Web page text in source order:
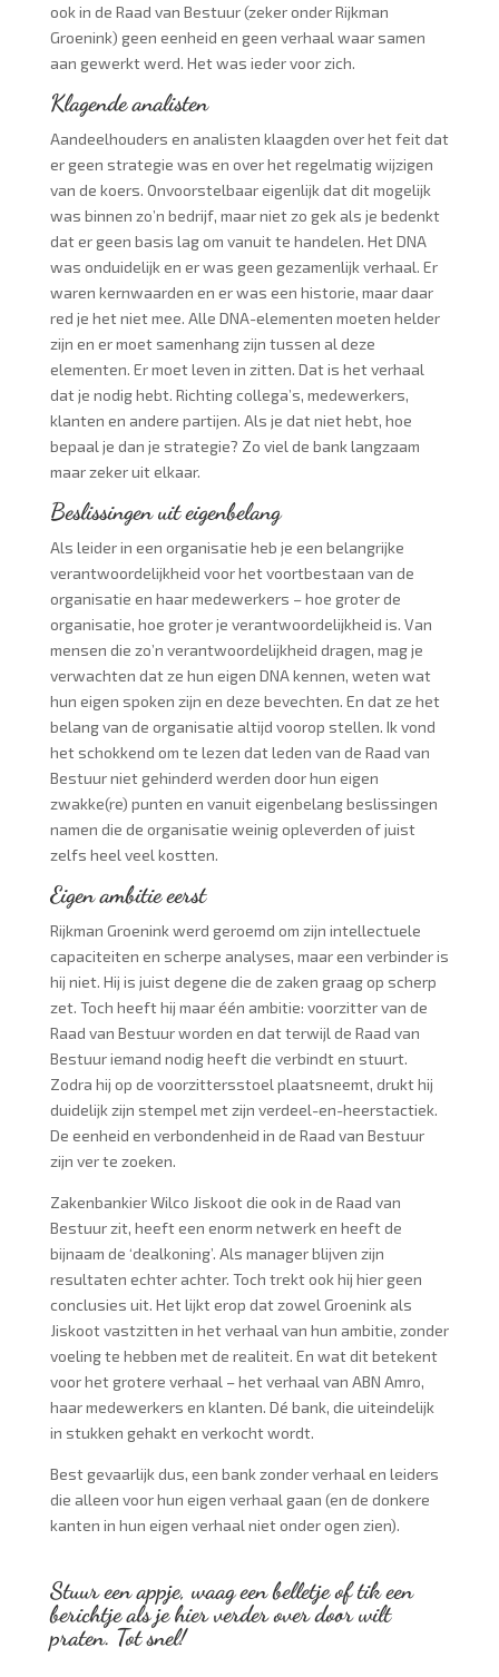
ook in de Raad van Bestuur (zeker onder Rijkman
Groenink) geen eenheid en geen verhaal waar samen
aan gewerkt werd. Het was ieder voor zich.
Klagende analisten
Aandeelhouders en analisten klaagden over het feit dat
er geen strategie was en over het regelmatig wijzigen
van de koers. Onvoorstelbaar eigenlijk dat dit mogelijk
was binnen zo’n bedrijf, maar niet zo gek als je bedenkt
dat er geen basis lag om vanuit te handelen. Het DNA
was onduidelijk en er was geen gezamenlijk verhaal. Er
waren kernwaarden en er was een historie, maar daar
red je het niet mee. Alle DNA-elementen moeten helder
zijn en er moet samenhang zijn tussen al deze
elementen. Er moet leven in zitten. Dat is het verhaal
dat je nodig hebt. Richting collega’s, medewerkers,
klanten en andere partijen. Als je dat niet hebt, hoe
bepaal je dan je strategie? Zo viel de bank langzaam
maar zeker uit elkaar.
Beslissingen uit eigenbelang
Als leider in een organisatie heb je een belangrijke
verantwoordelijkheid voor het voortbestaan van de
organisatie en haar medewerkers – hoe groter de
organisatie, hoe groter je verantwoordelijkheid is. Van
mensen die zo’n verantwoordelijkheid dragen, mag je
verwachten dat ze hun eigen DNA kennen, weten wat
hun eigen spoken zijn en deze bevechten. En dat ze het
belang van de organisatie altijd voorop stellen. Ik vond
het schokkend om te lezen dat leden van de Raad van
Bestuur niet gehinderd werden door hun eigen
zwakke(re) punten en vanuit eigenbelang beslissingen
namen die de organisatie weinig opleverden of juist
zelfs heel veel kostten.
Eigen ambitie eerst
Rijkman Groenink werd geroemd om zijn intellectuele
capaciteiten en scherpe analyses, maar een verbinder is
hij niet. Hij is juist degene die de zaken graag op scherp
zet. Toch heeft hij maar één ambitie: voorzitter van de
Raad van Bestuur worden en dat terwijl de Raad van
Bestuur iemand nodig heeft die verbindt en stuurt.
Zodra hij op de voorzittersstoel plaatsneemt, drukt hij
duidelijk zijn stempel met zijn verdeel-en-heerstactiek.
De eenheid en verbondenheid in de Raad van Bestuur
zijn ver te zoeken.
Zakenbankier Wilco Jiskoot die ook in de Raad van
Bestuur zit, heeft een enorm netwerk en heeft de
bijnaam de ‘dealkoning’. Als manager blijven zijn
resultaten echter achter. Toch trekt ook hij hier geen
conclusies uit. Het lijkt erop dat zowel Groenink als
Jiskoot vastzitten in het verhaal van hun ambitie, zonder
voeling te hebben met de realiteit. En wat dit betekent
voor het grotere verhaal – het verhaal van ABN Amro,
haar medewerkers en klanten. Dé bank, die uiteindelijk
in stukken gehakt en verkocht wordt.
Best gevaarlijk dus, een bank zonder verhaal en leiders
die alleen voor hun eigen verhaal gaan (en de donkere
kanten in hun eigen verhaal niet onder ogen zien).
Stuur een appje, waag een belletje of tik een
berichtje als je hier verder over door wilt
praten. Tot snel!